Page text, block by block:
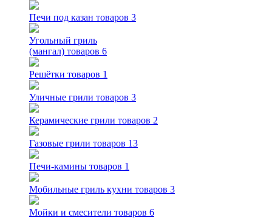
Печи под казан товаров 3
Угольный гриль
(мангал) товаров 6
Решётки товаров 1
Уличные грили товаров 3
Керамические грили товаров 2
Газовые грили товаров 13
Печи-камины товаров 1
Мобильные гриль кухни товаров 3
Мойки и смесители товаров 6